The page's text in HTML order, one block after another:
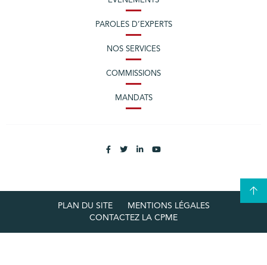
PAROLES D’EXPERTS
NOS SERVICES
COMMISSIONS
MANDATS
PLAN DU SITE
MENTIONS LÉGALES
CONTACTEZ LA CPME